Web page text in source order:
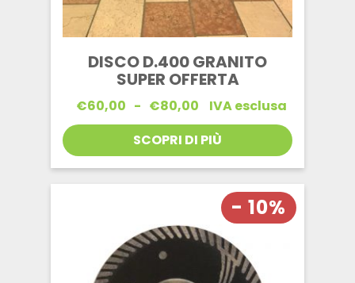
DISCO D.400 GRANITO
SUPER OFFERTA
€60,00 - €80,00
Fascia
di
prezzo:
da
€60,00
a
IVA esclusa
SCOPRI DI PIÙ
- 10%